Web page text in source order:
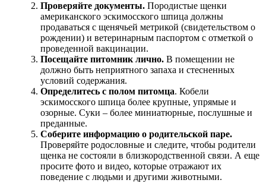
Проверяйте документы. Породистые щенки
американского эскимосского шпица должны
продаваться с щенячьей метрикой (свидетельством о
рождении) и ветеринарным паспортом с отметкой о
проведенной вакцинации.
Посещайте питомник лично. В помещении не
должно быть неприятного запаха и стесненных
условий содержания.
Определитесь с полом питомца. Кобели
эскимосского шпица более крупные, упрямые и
озорные. Суки – более миниатюрные, послушные и
преданные.
Соберите информацию о родительской паре.
Проверяйте родословные и следите, чтобы родители
щенка не состояли в близкородственной связи. А еще
просите фото и видео, которые отражают их
поведение с людьми и другими животными.